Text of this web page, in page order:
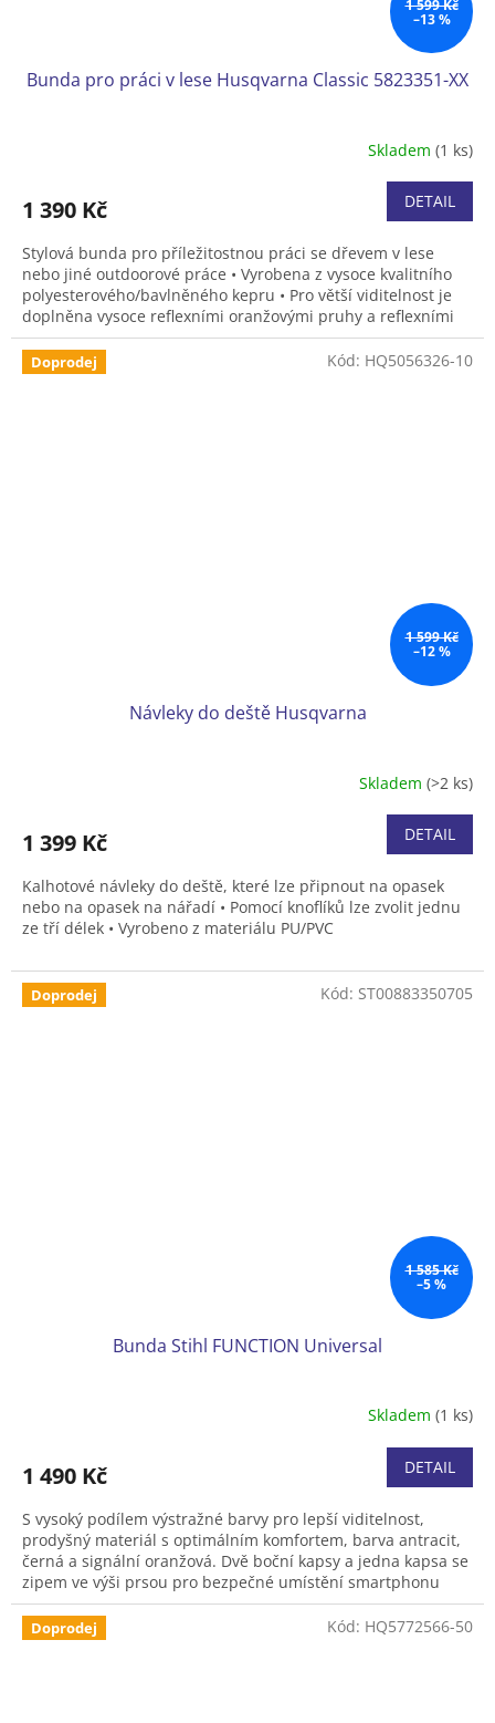
1 599 Kč
–13 %
Bunda pro práci v lese Husqvarna Classic 5823351-XX
Skladem (1 ks)
1 390 Kč DETAIL
Stylová bunda pro příležitostnou práci se dřevem v lese
nebo jiné outdoorové práce • Vyrobena z vysoce kvalitního
polyesterového/bavlněného kepru • Pro větší viditelnost je
doplněna vysoce reflexními oranžovými pruhy a reflexními
logy. • Má dvě přední kapsy a kapsu na hrudi • V bundě se
vám bude pracovat pohodlně a bezpečně, díky vyjímečné
viditelnosti. • Velikosti S, M, L, XL a XXL
Doprodej
1 599 Kč
–12 %
Návleky do deště Husqvarna
Skladem (>2 ks)
1 399 Kč DETAIL
Kalhotové návleky do deště, které lze připnout na opasek
nebo na opasek na nářadí • Pomocí knoflíků lze zvolit jednu
ze tří délek • Vyrobeno z materiálu PU/PVC
Kód: HQ5056326-10
Doprodej
1 585 Kč
–5 %
Bunda Stihl FUNCTION Universal
Skladem (1 ks)
1 490 Kč DETAIL
S vysoký podílem výstražné barvy pro lepší viditelnost,
prodyšný materiál s optimálním komfortem, barva antracit,
černá a signální oranžová. Dvě boční kapsy a jedna kapsa se
zipem ve výši prsou pro bezpečné umístění smartphonu
nebo soupravy první pomoci. Volnost pohybu v oblasti
ramen a zad, robustní materiál na ramenou a loktech.
Větrací vložky pro lepší odvětrávání, velké logo STIHL na
Kód: ST00883350705
Doprodej Kód: HQ5772566-50